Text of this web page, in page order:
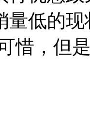
量低的
惜，但